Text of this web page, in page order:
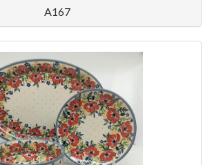
A167